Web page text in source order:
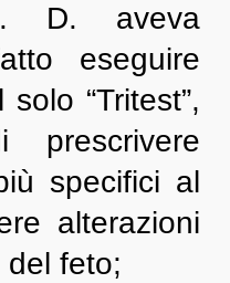
D. aveva
eseguire
“Tritest”,
prescrivere
specifici al
alterazioni
del feto;